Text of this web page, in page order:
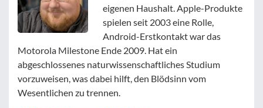
eigenen Haushalt. Apple-Produkte
spielen seit 2003 eine Rolle,
Android-Erstkontakt war das
Motorola Milestone Ende 2009. Hat ein
abgeschlossenes naturwissenschaftliches Studium
vorzuweisen, was dabei hilft, den Blödsinn vom
Wesentlichen zu trennen.